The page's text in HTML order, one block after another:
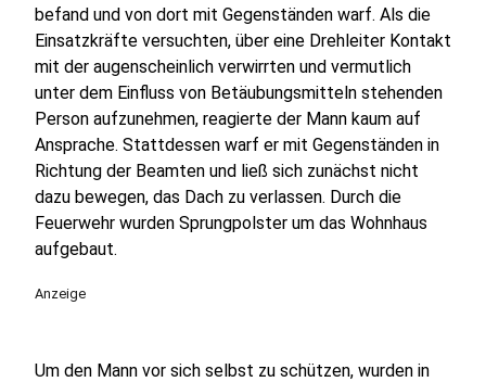
befand und von dort mit Gegenständen warf. Als die
Einsatzkräfte versuchten, über eine Drehleiter Kontakt
mit der augenscheinlich verwirrten und vermutlich
unter dem Einfluss von Betäubungsmitteln stehenden
Person aufzunehmen, reagierte der Mann kaum auf
Ansprache. Stattdessen warf er mit Gegenständen in
Richtung der Beamten und ließ sich zunächst nicht
dazu bewegen, das Dach zu verlassen. Durch die
Feuerwehr wurden Sprungpolster um das Wohnhaus
aufgebaut.
Anzeige
Um den Mann vor sich selbst zu schützen, wurden in